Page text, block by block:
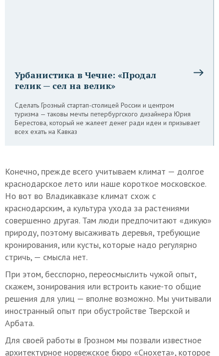
Урбанистика в Чечне: «Продал
гелик — сел на велик»
Сделать Грозный стартап-столицей России и центром
туризма — таковы мечты петербургского дизайнера Юрия
Берестова, который не жалеет денег ради идеи и призывает
всех ехать на Кавказ
Конечно, прежде всего учитываем климат — долгое
краснодарское лето или наше короткое московское.
Но вот во Владикавказе климат схож с
краснодарским, а культура ухода за растениями
совершенно другая. Там люди предпочитают «дикую»
природу, поэтому высаживать деревья, требующие
кронирования, или кусты, которые надо регулярно
стричь, — смысла нет.
При этом, бесспорно, переосмыслить чужой опыт,
скажем, зонирования или встроить какие-то общие
решения для улиц — вполне возможно. Мы учитывали
иностранный опыт при обустройстве Тверской и
Арбата.
Для своей работы в Грозном мы позвали известное
архитектурное норвежское бюро «Снохета», которое